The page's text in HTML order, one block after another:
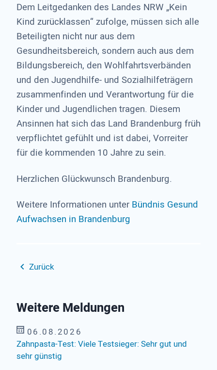
Dem Leitgedanken des Landes NRW „Kein
Kind zurücklassen“ zufolge, müssen sich alle
Beteiligten nicht nur aus dem
Gesundheitsbereich, sondern auch aus dem
Bildungsbereich, den Wohlfahrtsverbänden
und den Jugendhilfe- und Sozialhilfeträgern
zusammenfinden und Verantwortung für die
Kinder und Jugendlichen tragen. Diesem
Ansinnen hat sich das Land Brandenburg früh
verpflichtet gefühlt und ist dabei, Vorreiter
für die kommenden 10 Jahre zu sein.
Herzlichen Glückwunsch Brandenburg.
Weitere Informationen unter Bündnis Gesund
Aufwachsen in Brandenburg
Zurück
Weitere Meldungen
06.08.2026
Zahnpasta-Test: Viele Testsieger: Sehr gut und
sehr günstig